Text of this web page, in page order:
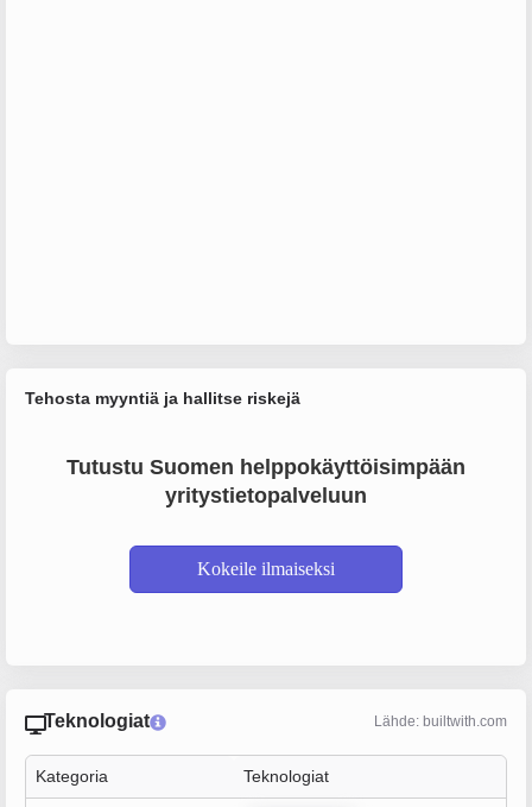
Tehosta myyntiä ja hallitse riskejä
Tutustu Suomen helppokäyttöisimpään
yritystietopalveluun
Kokeile ilmaiseksi
Teknologiat Lähde: builtwith.com
Kategoria Teknologiat